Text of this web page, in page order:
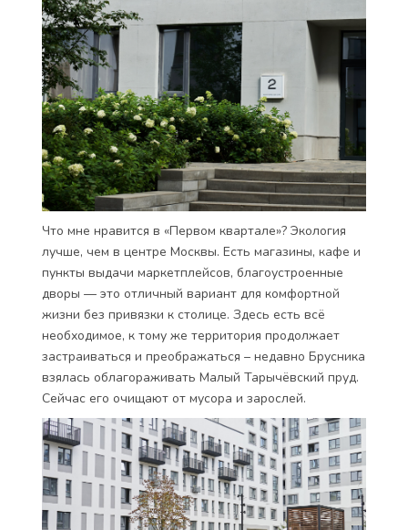
Что мне нравится в «Первом квартале»? Экология
лучше, чем в центре Москвы. Есть магазины, кафе и
пункты выдачи маркетплейсов, благоустроенные
дворы — это отличный вариант для комфортной
жизни без привязки к столице. Здесь есть всё
необходимое, к тому же территория продолжает
застраиваться и преображаться – недавно Брусника
взялась облагораживать Малый Тарычёвский пруд.
Сейчас его очищают от мусора и зарослей.